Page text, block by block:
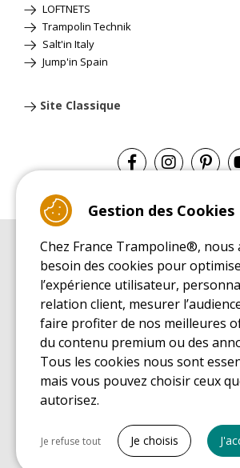
LOFTNETS
Trampolin Technik
Salt'in Italy
Jump'in Spain
Site Classique
Guide d'achat pour les trampolines de loisirs
GUIDE DE MONTAGE
Guide de montage pour les trampolines de loisirs
GUIDE D'ENTRETIEN
Guide d'entretien des trampolines de loisirs
GUIDE DÉCOUVERTE
Guide de découverte des trampolines de loisirs
GUIDE D'ACHAT PIÈCES DE RECHANGE
Gestion des Cookies
Chez France Trampoline®, nous
besoin des cookies pour
l’expérience utilisateur,
relation client, mesurer
faire profiter de nos meilleures
du contenu premium ou des
Tous les cookies nous sont
mais vous pouvez choisir ceux
autorisez.
Cookies nécessaires
Je refuse tout Je choisis